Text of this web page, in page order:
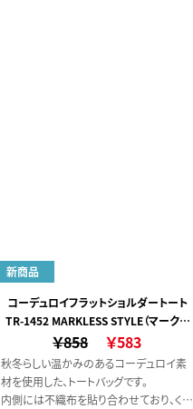
新商品
コーデュロイフラットショルダートート
TR-1452 MARKLESS STYLE（マークレ
ススタイル）
￥858 ￥583
秋冬らしい温かみのあるコーデュロイ素
材を使用した、トートバッグです。
内側には不織布を貼り合わせており、くた